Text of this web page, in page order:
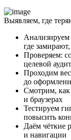
Выявляем, где
Анализируем
где
Проверяем:
целевой
Проходим
до
Смотрим, как
и браузерах
Тестируем
повысить
Даём чёткие
и навигации